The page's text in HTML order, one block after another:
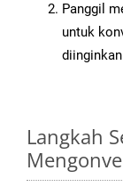
Panggil
untuk
Langkah